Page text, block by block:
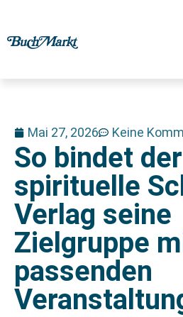
Mai 27, 2026 Keine
So bindet der
spirituelle
Verlag seine
Zielgruppe
passenden